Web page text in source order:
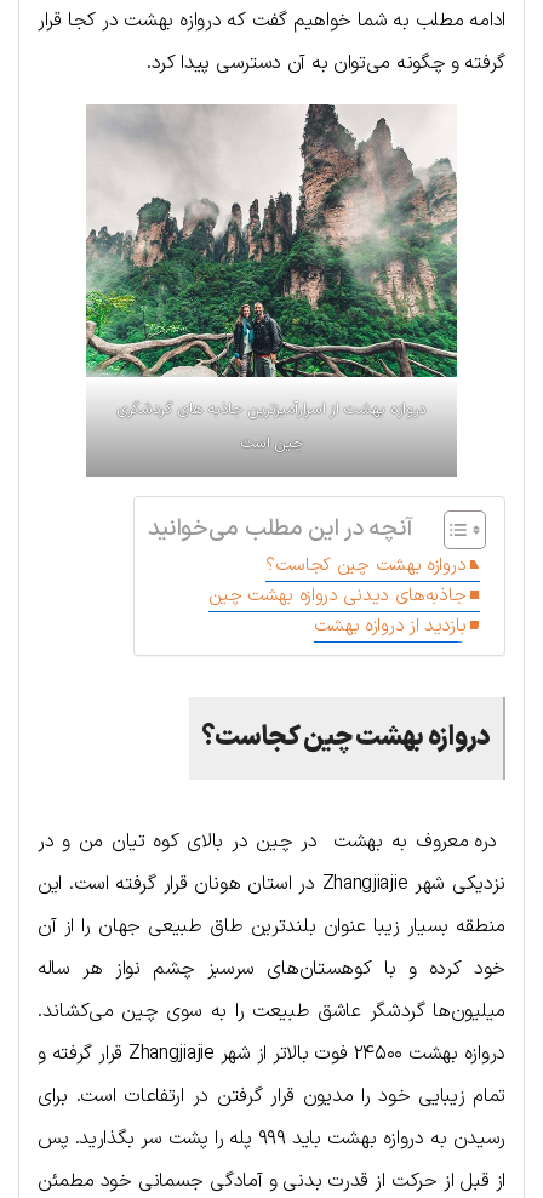
ادامه مطلب به شما خواهیم گفت که د‌‌ر‌و‌ا‌زه بهشت در کجا قرار
گرفته و چگونه می‌توان به آن دسترسی پیدا کرد.
د‌ر‌و‌ا‌ز‌ه بهشت از اسرارآمیزترین جاذبه های گردشگری
چین است
آنچه در این مطلب می‌خوانید
دروازه بهشت چین کجاست؟
جاذبه‌های دیدنی دروازه بهشت چین
بازدید از دروازه بهشت
دروازه بهشت چین کجاست؟
دره معروف به بهشت در چین در بالای کوه تیان من و در
نزدیکی شهر Zhangjiajie در استان هونان قرار گرفته است. این
منطقه بسیار زیبا عنوان بلندترین طاق طبیعی جهان را از آن
خود کرده و با کوهستان‌های سرسبز چشم نواز هر ساله
میلیون‌ها گردشگر عاشق طبیعت را به سوی چین می‌کشاند.
دروازه بهشت ۲۴۵۰۰ فوت بالاتر از شهر Zhangjiajie قرار گرفته و
تمام زیبایی خود را مدیون قرار گرفتن در ارتفاعات است. برای
رسیدن به دروازه بهشت باید ۹۹۹ پله را پشت سر بگذارید. پس
از قبل از حرکت از قدرت بدنی و آمادگی جسمانی خود مطمئن